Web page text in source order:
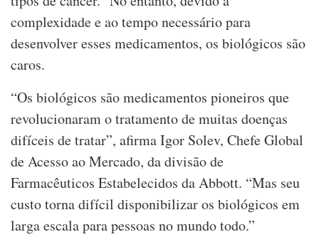
complexidade e ao tempo necessário para
desenvolver esses medicamentos, os biológicos são
caros.
“Os biológicos são medicamentos pioneiros que
revolucionaram o tratamento de muitas doenças
difíceis de tratar”, afirma Igor Solev, Chefe Global
de Acesso ao Mercado, da divisão de
Farmacêuticos Estabelecidos da Abbott. “Mas seu
custo torna difícil disponibilizar os biológicos em
larga escala para pessoas no mundo todo.”